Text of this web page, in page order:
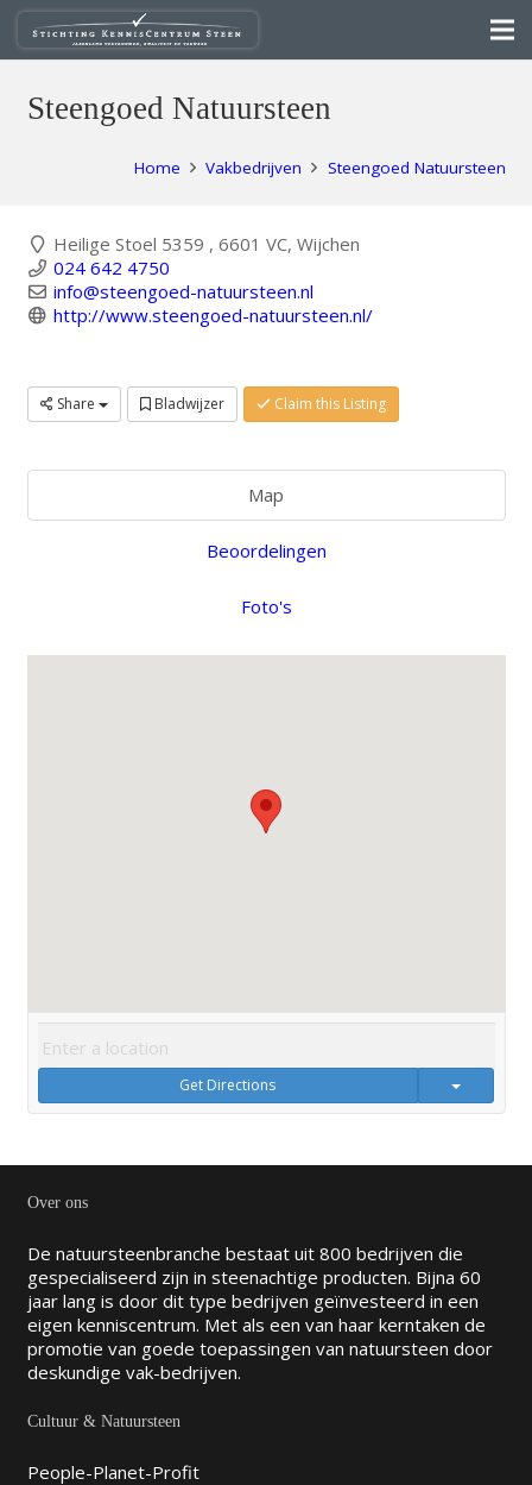
Steengoed Natuursteen
Home Vakbedrijven Steengoed Natuursteen
Heilige Stoel 5359 , 6601 VC, Wijchen
024 642 4750
info@steengoed-natuursteen.nl
http://www.steengoed-natuursteen.nl/
Share Bladwijzer Claim this Listing
Map
Beoordelingen
Foto's
Get Directions
Over ons
De natuursteenbranche bestaat uit 800 bedrijven die
gespecialiseerd zijn in steenachtige producten. Bijna 60
jaar lang is door dit type bedrijven geïnvesteerd in een
eigen kenniscentrum. Met als een van haar kerntaken de
promotie van goede toepassingen van natuursteen door
deskundige vak-bedrijven.
Cultuur & Natuursteen
People-Planet-Profit